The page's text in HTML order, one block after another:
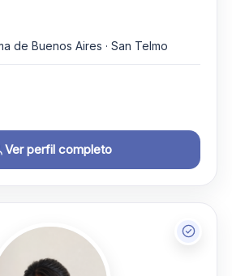
de Buenos Aires · San Telmo
Ver perfil completo